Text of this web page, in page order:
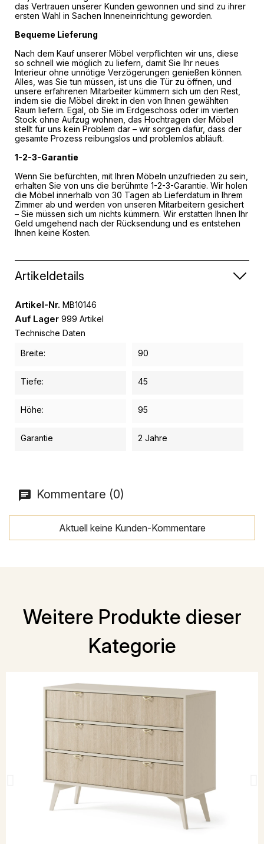
das Vertrauen unserer Kunden gewonnen und sind zu ihrer
ersten Wahl in Sachen Inneneinrichtung geworden.
Bequeme Lieferung
Nach dem Kauf unserer Möbel verpflichten wir uns, diese
so schnell wie möglich zu liefern, damit Sie Ihr neues
Interieur ohne unnötige Verzögerungen genießen können.
Alles, was Sie tun müssen, ist uns die Tür zu öffnen, und
unsere erfahrenen Mitarbeiter kümmern sich um den Rest,
indem sie die Möbel direkt in den von Ihnen gewählten
Raum liefern. Egal, ob Sie im Erdgeschoss oder im vierten
Stock ohne Aufzug wohnen, das Hochtragen der Möbel
stellt für uns kein Problem dar – wir sorgen dafür, dass der
gesamte Prozess reibungslos und problemlos abläuft.
1-2-3-Garantie
Wenn Sie befürchten, mit Ihren Möbeln unzufrieden zu sein,
erhalten Sie von uns die berühmte 1-2-3-Garantie. Wir holen
die Möbel innerhalb von 30 Tagen ab Lieferdatum in Ihrem
Zimmer ab und werden von unseren Mitarbeitern gesichert
– Sie müssen sich um nichts kümmern. Wir erstatten Ihnen Ihr
Geld umgehend nach der Rücksendung und es entstehen
Ihnen keine Kosten.
Artikeldetails
Artikel-Nr. MB10146
Auf Lager 999 Artikel
Technische Daten
Breite:
90
Tiefe: 45
Höhe: 95
Garantie 2 Jahre
Kommentare (0)
Aktuell keine Kunden-Kommentare
Weitere Produkte dieser
Kategorie